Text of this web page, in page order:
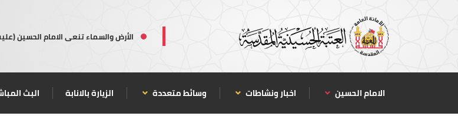
الأرض والسماء تنعى الامام الحسين
الامام الحسين اخبار ونشاطات وسائط متعددة الزيارة بالانابة البث